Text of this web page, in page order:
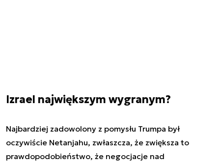
Izrael największym wygranym?
Najbardziej zadowolony z pomysłu Trumpa był
oczywiście Netanjahu, zwłaszcza, że zwiększa to
prawdopodobieństwo, że negocjacje nad